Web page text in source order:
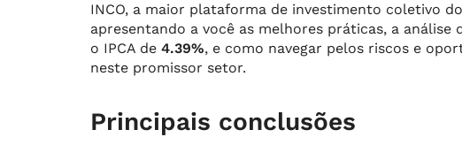
INCO, a maior plataforma de investimento coletivo
apresentando a você as melhores práticas, a
o IPCA de 4.39%, e como navegar pelos riscos e
neste promissor setor.
Principais conclusões